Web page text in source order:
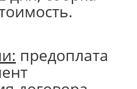
предоплата